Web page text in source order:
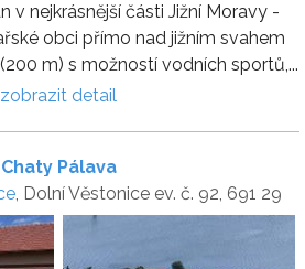
v nejkrásnější části Jižní Moravy -
obci přímo nad jižním svahem
m) s možností vodních sportů,...
zobrazit detail
Chaty Pálava
, Dolní Věstonice ev. č. 92, 691 29